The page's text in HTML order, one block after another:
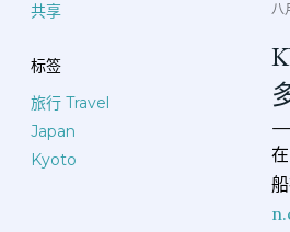
共享
标签
旅行 Travel
Japan
Kyoto
八